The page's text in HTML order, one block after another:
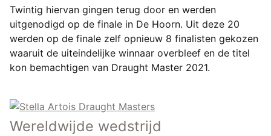
Twintig hiervan gingen terug door en werden
uitgenodigd op de finale in De Hoorn. Uit deze 20
werden op de finale zelf opnieuw 8 finalisten gekozen
waaruit de uiteindelijke winnaar overbleef en de titel
kon bemachtigen van Draught Master 2021.
Wereldwijde wedstrijd